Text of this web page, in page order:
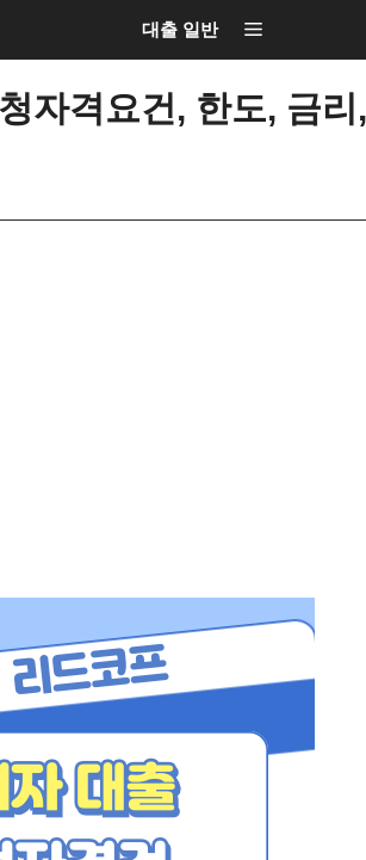
대출 일반
자격요건, 한도, 금리